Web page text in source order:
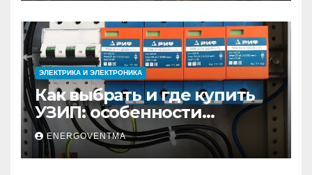
ЭЛЕКТРИКА И ЭЛЕКТРОНИКА
Как выбрать и где купить
УЗИП: особенности
устройств защиты от
импульсных
перенапряжений
ENERGOVENTMA